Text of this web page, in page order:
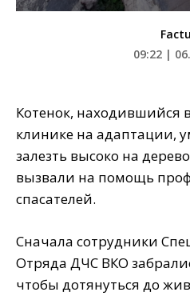
09:22 |
Котенок, находившийся
клинике на адаптации,
залезть высоко на
вызвали на помощь
спасателей.
Сначала сотрудники
Отряда ДЧС ВКО
чтобы дотянуться до